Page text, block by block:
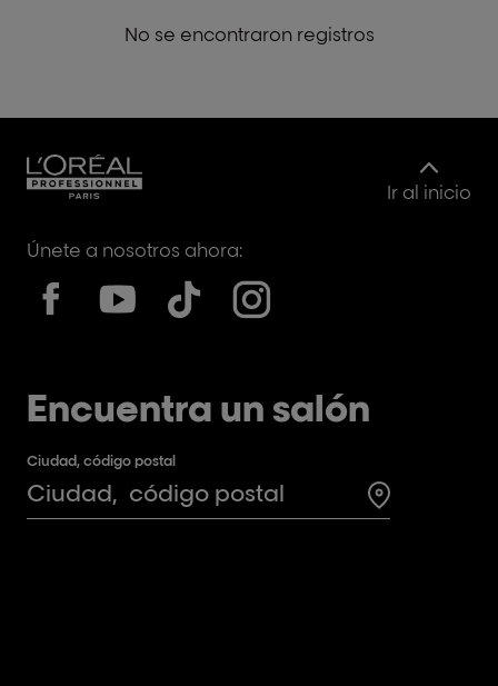
No se encontraron registros
Ir al inicio
Únete a nosotros ahora:
Encuentra un salón
Ciudad, código postal
Search for a